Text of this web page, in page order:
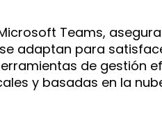
Teams,
adaptan para
de gestión
y basadas en la